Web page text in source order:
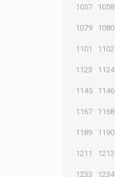
1057 1058
1079 1080
1101 1102
1123 1124
1145 1146
1167 1168
1189 1190
1211 1212
1233 1234